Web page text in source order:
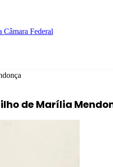
Câmara Federal
de Marília